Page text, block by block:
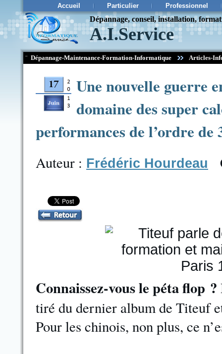
Accueil Particulier Professionnel
Dépannage, conseil, installation,
A.I.Service
¨ Dépannage-Maintenance-Formation-Informatique Articles-
Une nouvelle guerre
domaine des super
performances de l’ordre de
Auteur : Frédéric Hourdeau
Connaissez-vous le péta flop ?
tiré du dernier album de Titeuf
Pour les chinois, non plus, ce